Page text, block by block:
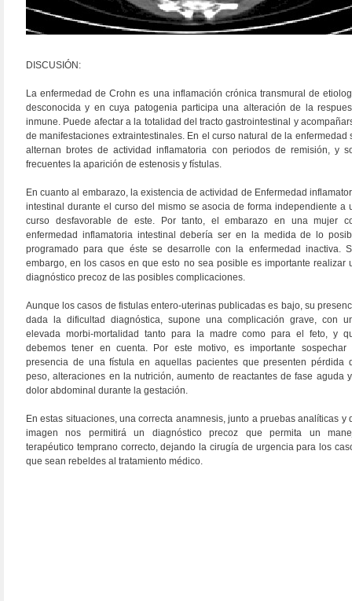
DISCUSIÓN:
La enfermedad de Crohn es una inflamación crónica transmural de
desconocida y en cuya patogenia participa una alteración de la
inmune. Puede afectar a la totalidad del tracto gastrointestinal y
de manifestaciones extraintestinales. En el curso natural de la enfermedad
alternan brotes de actividad inflamatoria con periodos de remisión, y
frecuentes la aparición de estenosis y fístulas.
En cuanto al embarazo, la existencia de actividad de Enfermedad
intestinal durante el curso del mismo se asocia de forma independiente a
curso desfavorable de este. Por tanto, el embarazo en una mujer
enfermedad inflamatoria intestinal debería ser en la medida de lo
programado para que éste se desarrolle con la enfermedad inactiva.
embargo, en los casos en que esto no sea posible es importante realizar
diagnóstico precoz de las posibles complicaciones.
Aunque los casos de fistulas entero-uterinas publicadas es bajo, su
dada la dificultad diagnóstica, supone una complicación grave, con
elevada morbi-mortalidad tanto para la madre como para el feto, y
debemos tener en cuenta. Por este motivo, es importante sospechar
presencia de una fístula en aquellas pacientes que presenten pérdida
peso, alteraciones en la nutrición, aumento de reactantes de fase aguda
dolor abdominal durante la gestación.
En estas situaciones, una correcta anamnesis, junto a pruebas analíticas y
imagen nos permitirá un diagnóstico precoz que permita un
terapéutico temprano correcto, dejando la cirugía de urgencia para los
que sean rebeldes al tratamiento médico.